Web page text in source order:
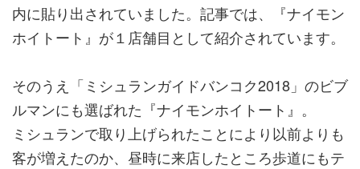
内に貼り出されていました。記事では、『ナイモン
ホイトート』が１店舗目として紹介されています。
そのうえ「ミシュランガイドバンコク2018」のビブ
ルマンにも選ばれた『ナイモンホイトート』。
ミシュランで取り上げられたことにより以前よりも
客が増えたのか、昼時に来店したところ歩道にもテ